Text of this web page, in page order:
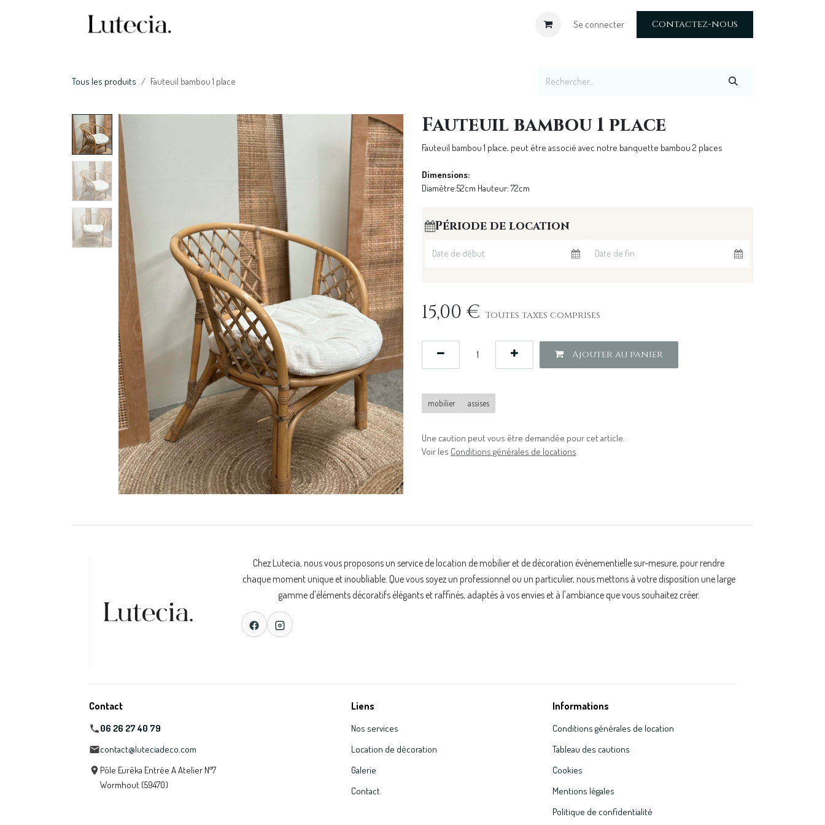
Se connecter Contactez-nous
Tous les produits Fauteuil bambou 1 place
Fauteuil bambou 1 place
Fauteuil bambou 1 place, peut être associé avec notre banquette bambou 2 places
Dimensions:
Diamètre:52cm Hauteur: 72cm
Période de location
15,00 € Toutes taxes comprises
Ajouter au panier
mobilier assises
Une caution peut vous être demandée pour cet article.
Voir les Conditions générales de locations
Chez Lutecia, nous vous proposons un service de location de mobilier et de décoration évènementielle sur-mesure, pour rendre
chaque moment unique et inoubliable. Que vous soyez un professionnel ou un particulier, nous mettons à votre disposition une large
gamme d'éléments décoratifs élégants et raffinés, adaptés à vos envies et à l'ambiance que vous souhaitez créer.
Contact
06 26 27 40 79
contact@luteciadeco.com
Pôle Eurêka Entrée A Atelier N°7
Wormhout (59470)
Liens
Nos services
Location de décoration
Galerie
Contact
Informations
Conditions générales de location
Tableau des cautions
Cookies
Mentions légales
Politique de confidentialité